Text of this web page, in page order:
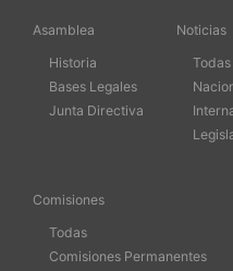
Asamblea
Historia
Bases Legales
Junta Directiva
Noticias
Todas
Comisiones
Todas
Comisiones Permanentes